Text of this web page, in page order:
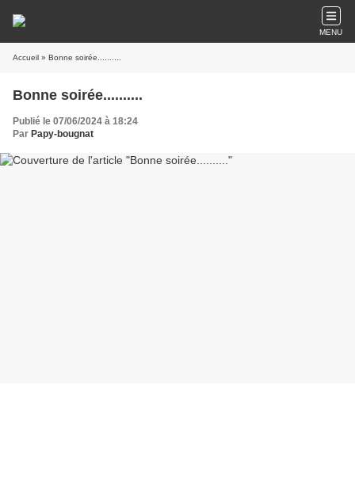
MENU
Accueil » Bonne soirée..........
Bonne soirée..........
Publié le 07/06/2024 à 18:24
Par Papy-bougnat